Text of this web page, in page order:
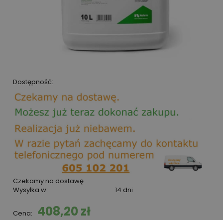
Dostępność:
Czekamy na dostawę
Wysyłka w:
14 dni
Cena: 408,20 zł